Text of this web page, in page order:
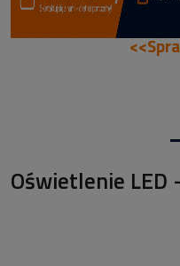
Oświetlenie LED